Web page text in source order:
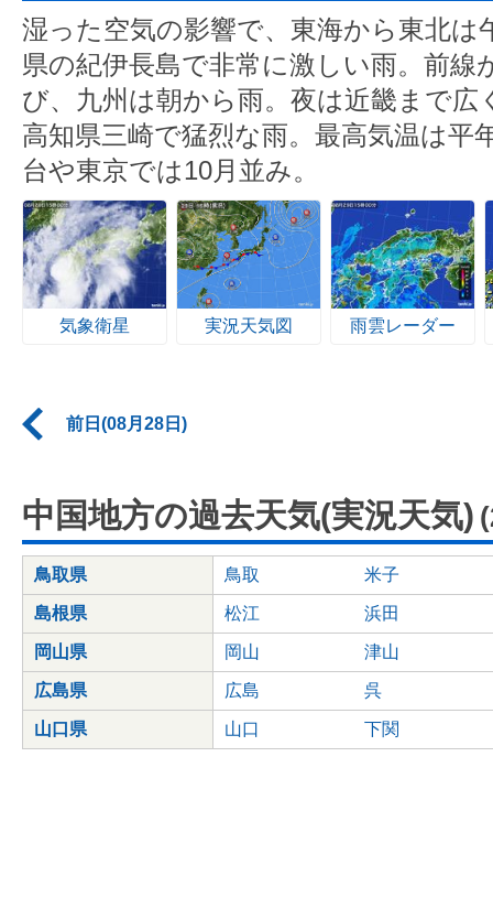
湿った空気の影響で、東海から東北は
県の紀伊長島で非常に激しい雨。前線
び、九州は朝から雨。夜は近畿まで広
高知県三崎で猛烈な雨。最高気温は平
台や東京では10月並み。
気象衛星 実況天気図 雨雲レーダー
前日(08月28日)
中国地方の過去天気(実況天気)
鳥取県 鳥取 米子
島根県 松江 浜田
岡山県 岡山 津山
広島県 広島 呉
山口県 山口 下関